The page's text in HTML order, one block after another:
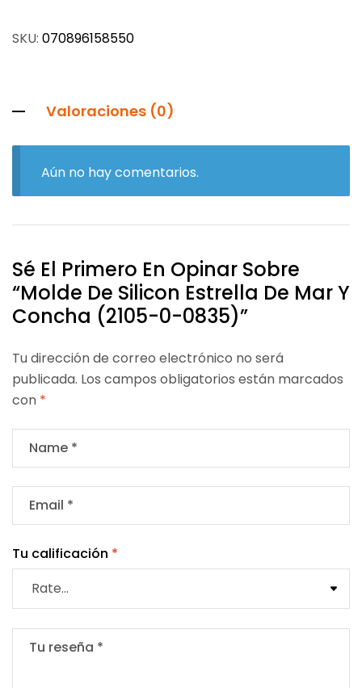
SKU: 070896158550
Valoraciones (0)
Aún no hay comentarios.
Sé El Primero En Opinar Sobre
“Molde De Silicon Estrella De Mar Y
Concha (2105-0-0835)”
Tu dirección de correo electrónico no será
publicada. Los campos obligatorios están marcados
con *
Tu calificación *